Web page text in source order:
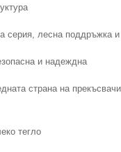
серия, лесна поддръжка и
и надеждна
страна на
тегло